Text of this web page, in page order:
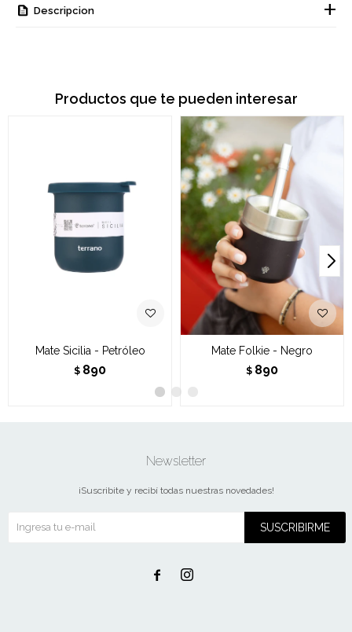
Descripcion
Productos que te pueden interesar
Mate Sicilia - Petróleo
$ 890
Mate Folkie - Negro
$ 890
Newsletter
¡Suscribite y recibí todas nuestras novedades!
SUSCRIBIRME
 